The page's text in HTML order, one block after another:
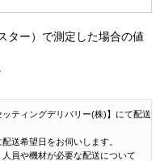
ター）で測定した場合の値
ティングデリバリー(株)】にて配送
送希望日をお伺いします。
員や機材が必要な配送について